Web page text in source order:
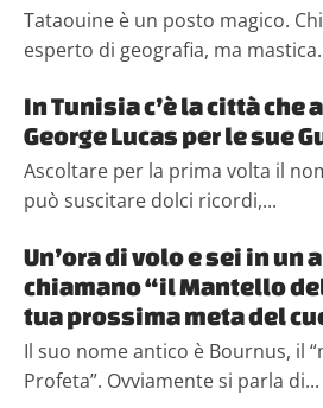
Tataouine è un posto magico.
esperto di geografia, ma
In Tunisia c’è la città
George Lucas per le sue
Ascoltare per la prima volta il
può suscitare dolci ricordi,...
Un’ora di volo e sei in un
chiamano “il Mantello
tua prossima meta del
Il suo nome antico è Bournus, il
Profeta”. Ovviamente si parla di...